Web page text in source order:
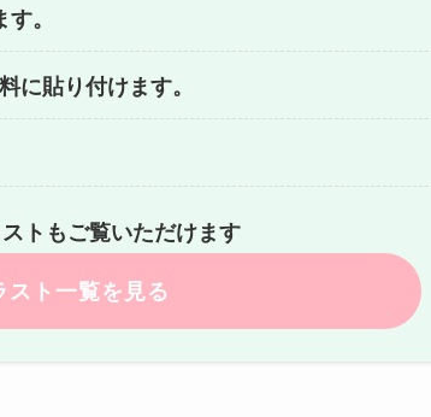
。
貼り付けます。
トもご覧いただけます
スト一覧を見る